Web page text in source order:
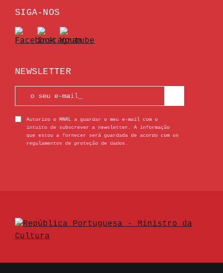
SIGA-NOS
NEWSLETTER
Autorizo o MNRL a guardar o meu e-mail com o
intuito de subscrever a newsletter. A informação
que estou a fornecer será guardada de acordo com os
regulamentos de proteção de dados.